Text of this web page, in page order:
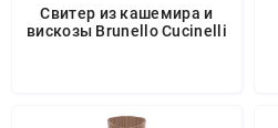
Свитер из кашемира и
вискозы Brunello Cucinelli